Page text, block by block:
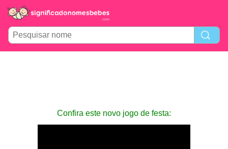
Confira este novo jogo de festa: